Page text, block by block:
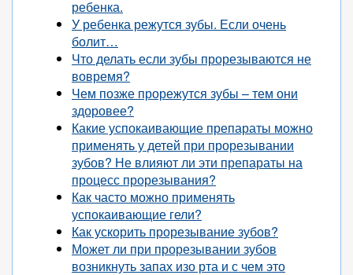
ребенка.
У ребенка режутся зубы. Если очень
болит…
Что делать если зубы прорезываются не
вовремя?
Чем позже прорежутся зубы – тем они
здоровее?
Какие успокаивающие препараты можно
применять у детей при прорезывании
зубов? Не влияют ли эти препараты на
процесс прорезывания?
Как часто можно применять
успокаивающие гели?
Как ускорить прорезывание зубов?
Может ли при прорезывании зубов
возникнуть запах изо рта и с чем это